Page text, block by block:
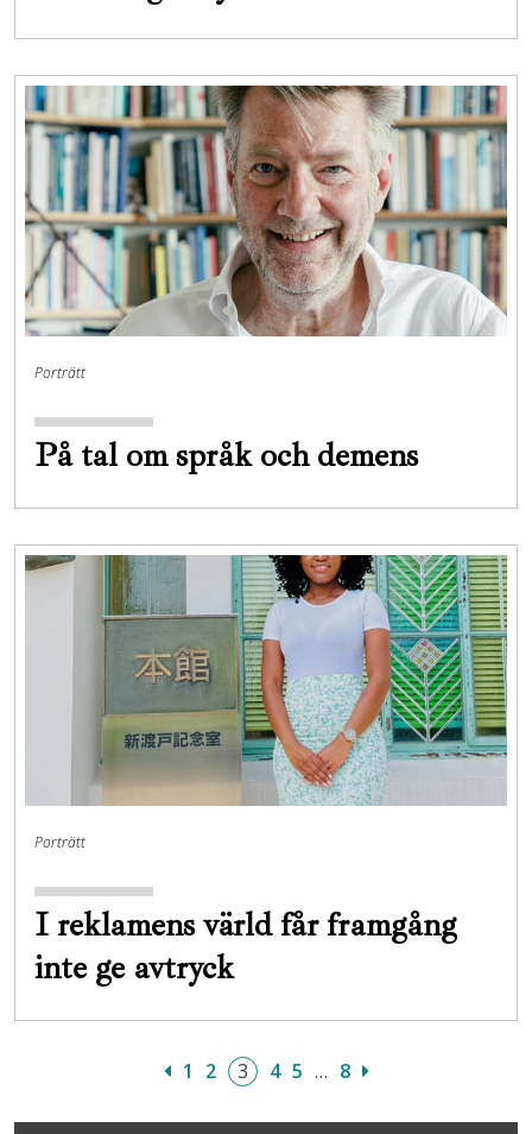
Porträtt
På tal om språk och demens
Porträtt
I reklamens värld får framgång
inte ge avtryck
1 2 3 4 5 … 8